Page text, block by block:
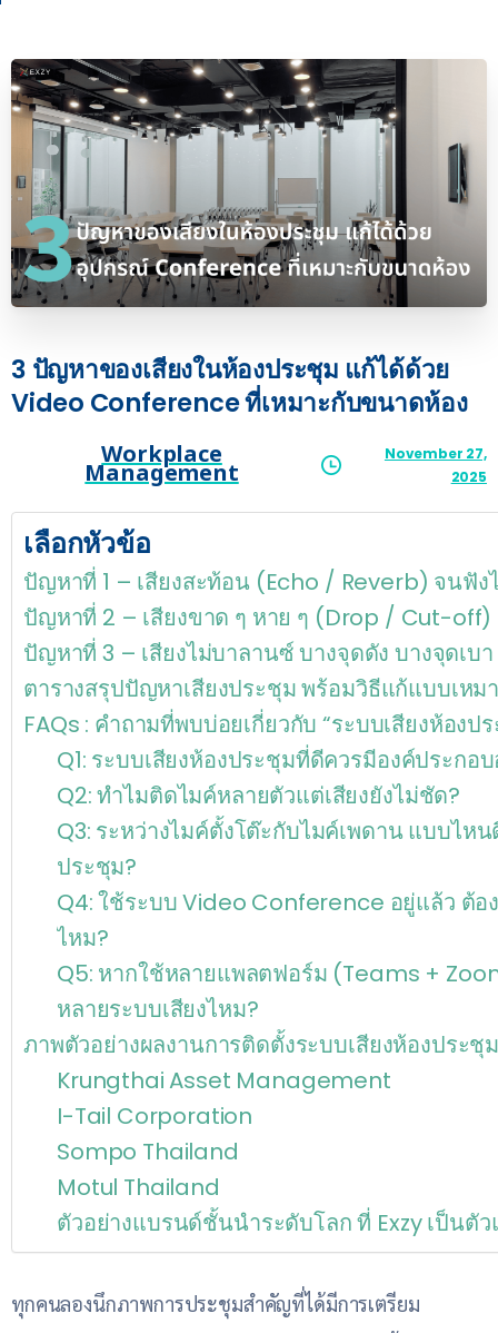
3 ปัญหาของเสียงในห้องประชุม แก้ได้ด้วย
Video Conferenceที่เหมาะกับขนาดห้อง
Workplace
Management
November 27,
2025
เลือกหัวข้อ
ปัญหาที่ 1 – เสียงสะท้อน (Echo / Reverb) จนฟัง
ปัญหาที่ 2 – เสียงขาด ๆ หาย ๆ (Drop / Cut-off)
ปัญหาที่ 3 – เสียงไม่บาลานซ์ บางจุดดัง บางจุดเบา
ตารางสรุปปัญหาเสียงประชุม พร้อมวิธีแก้แบบเห
FAQs : คำถามที่พบบ่อยเกี่ยวกับ “ระบบเสียงห้องป
Q1: ระบบเสียงห้องประชุมที่ดีควรมีองค์ประกอ
Q2: ทำไมติดไมค์หลายตัวแต่เสียงยังไม่ชัด?
Q3: ระหว่างไมค์ตั้งโต๊ะกับไมค์เพดาน แบบไห
ประชุม?
Q4: ใช้ระบบ Video Conference อยู่แล้ว ต้อ
ไหม?
Q5: หากใช้หลายแพลตฟอร์ม (Teams +
หลายระบบเสียงไหม?
ภาพตัวอย่างผลงานการติดตั้งระบบเสียงห้องประชุ
Krungthai Asset Management
I-Tail Corporation
Sompo Thailand
Motul Thailand
ตัวอย่างแบรนด์ชั้นนำระดับโลก ที่ Exzy เป็นตั
ทุกคนลองนึกภาพการประชุมสำคัญที่ได้มีการเตรียม